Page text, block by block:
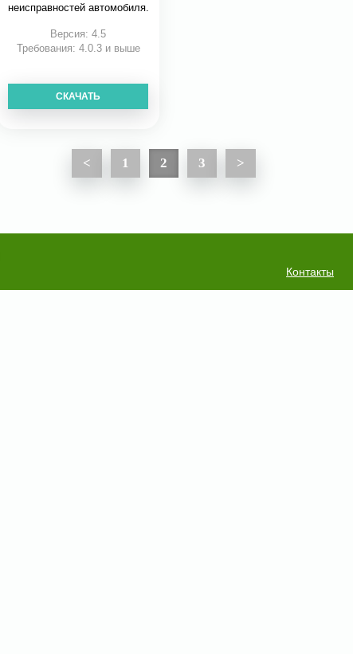
неисправностей автомобиля.
Версия: 4.5
Требования: 4.0.3 и выше
СКАЧАТЬ
< 1 2 3 >
Контакты